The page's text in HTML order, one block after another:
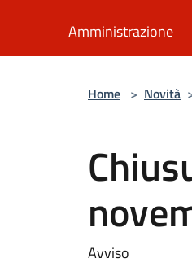
Amministrazione
Home > Novità
Avviso